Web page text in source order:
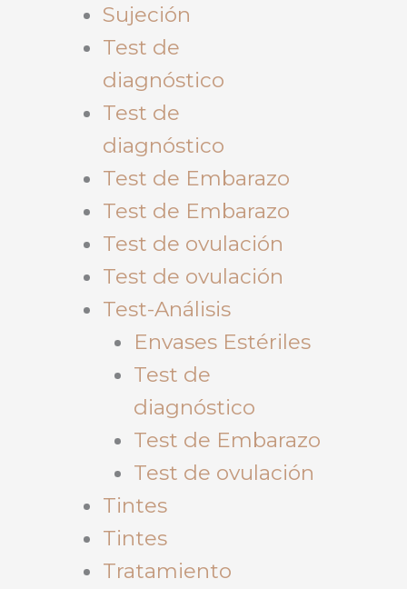
Sujeción
Test de
diagnóstico
Test de
diagnóstico
Test de Embarazo
Test de Embarazo
Test de ovulación
Test de ovulación
Test-Análisis
Envases Estériles
Test de
diagnóstico
Test de Embarazo
Test de ovulación
Tintes
Tintes
Tratamiento